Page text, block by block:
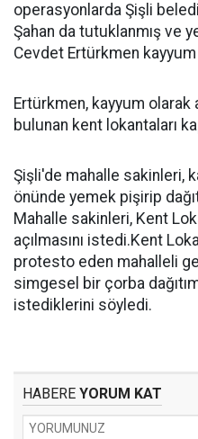
operasyonlarda Şişli
Şahan da tutuklanmış ve
Cevdet Ertürkmen kayyum
Ertürkmen, kayyum olarak
bulunan kent lokantaları
Şişli'de mahalle sakinleri,
önünde yemek pişirip
Mahalle sakinleri, Kent
açılmasını istedi.Kent
protesto eden mahalleli
simgesel bir çorba
istediklerini söyledi.
HABERE YORUM KAT